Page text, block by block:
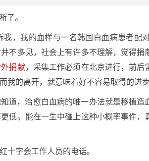
了。
，我的血样与一名韩国白血病患者配
不多见，社会上有许多不理解，觉得捐
捐献，采集工作必须在北京进行，前后
的离开，就意味着好不容易取得的进
道，治愈白血病的唯一办法就是移植
低。能在一生中碰上这种小概率事件
十字会工作人员的电话。